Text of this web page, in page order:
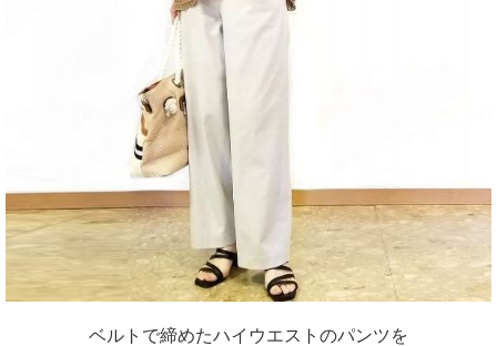
ベルトで締めたハイウエストのパンツを